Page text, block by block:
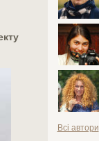
Всі автори